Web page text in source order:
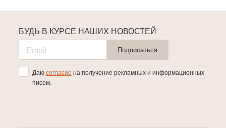
БУДЬ В КУРСЕ НАШИХ НОВОСТЕЙ
Подписаться
Даю согласие на получение рекламных и информационных
писем.